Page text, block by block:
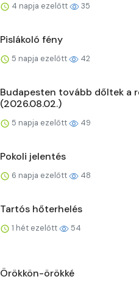
4 napja ezelőtt 35
Pislákoló fény
5 napja ezelőtt 42
Budapesten tovább dőltek a
(2026.08.02.)
5 napja ezelőtt 49
Pokoli jelentés
6 napja ezelőtt 48
Tartós hőterhelés
1 hét ezelőtt 54
Örökkön-örökké